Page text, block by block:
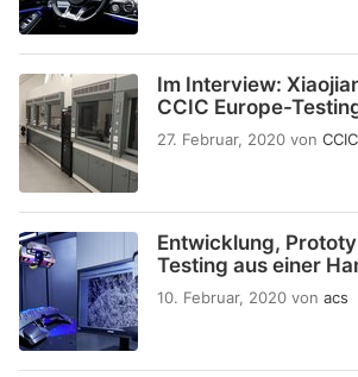
Im Interview:
CCIC Europe-
27. Februar, 2020 von CCIC
Entwicklung,
Testing aus einer
10. Februar, 2020 von acs